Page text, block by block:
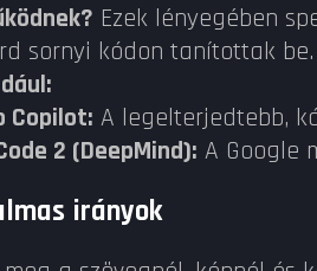
Ezek lényegében
sornyi kódon tanítottak be.
Copilot: A legelterjedtebb,
2 (DeepMind): A Google
irányok